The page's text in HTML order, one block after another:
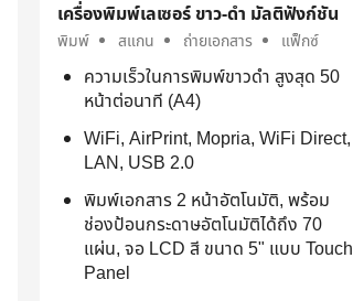
เครื่องพิมพ์เลเซอร์ ขาว-ดำ มัลติฟังก์ชัน
พิมพ์ สแกน ถ่ายเอกสาร แฟ็กซ์
ความเร็วในการพิมพ์ขาวดำ สูงสุด 50
หน้าต่อนาที (A4)
WiFi, AirPrint, Mopria, WiFi Direct,
LAN, USB 2.0
พิมพ์เอกสาร 2 หน้าอัตโนมัติ, พร้อม
ช่องป้อนกระดาษอัตโนมัติได้ถึง 70
แผ่น, จอ LCD สี ขนาด 5" แบบ Touch
Panel